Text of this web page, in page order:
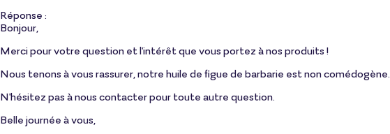
Réponse :
Bonjour,
Merci pour votre question et l'intérêt que vous portez à nos produits !
Nous tenons à vous rassurer, notre huile de figue de barbarie est non comédogène.
N'hésitez pas à nous contacter pour toute autre question.
Belle journée à vous,